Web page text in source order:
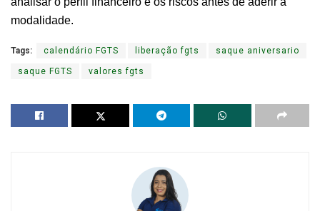
modalidade.
Tags: calendário FGTS liberação fgts saque aniversario
saque FGTS valores fgts